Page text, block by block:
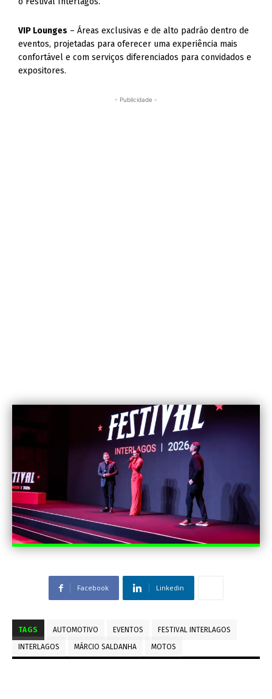
VIP Lounges – Áreas exclusivas e de alto padrão dentro de
eventos, projetadas para oferecer uma experiência mais
confortável e com serviços diferenciados para convidados e
expositores.
- Publicidade -
Facebook Linkedin
TAGS AUTOMOTIVO EVENTOS
FESTIVAL INTERLAGOS
INTERLAGOS
MÁRCIO SALDANHA MOTOS